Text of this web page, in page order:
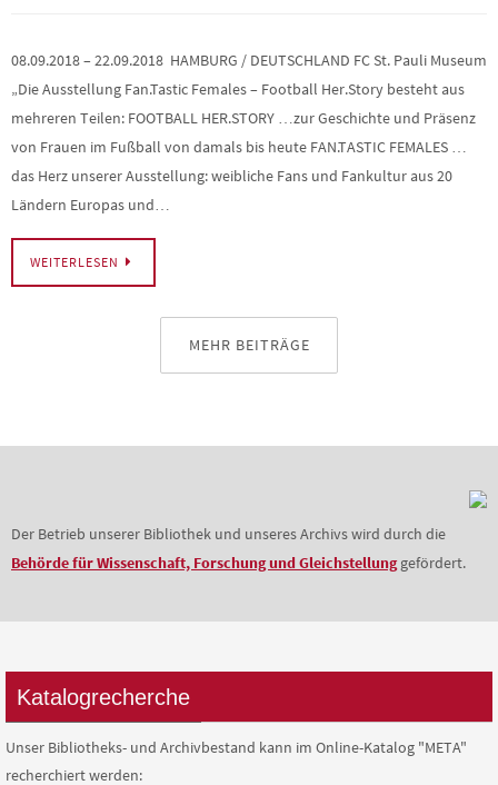
08.09.2018 – 22.09.2018 HAMBURG / DEUTSCHLAND FC St. Pauli Museum
„Die Ausstellung Fan.Tastic Females – Football Her.Story besteht aus
mehreren Teilen: FOOTBALL HER.STORY …zur Geschichte und Präsenz
von Frauen im Fußball von damals bis heute FAN.TASTIC FEMALES …
das Herz unserer Ausstellung: weibliche Fans und Fankultur aus 20
Ländern Europas und…
WEITERLESEN
MEHR BEITRÄGE
Der Betrieb unserer Bibliothek und unseres Archivs wird durch die
Behörde für Wissenschaft, Forschung und Gleichstellunggefördert.
Katalogrecherche
Unser Bibliotheks- und Archivbestand kann im Online-Katalog "META"
recherchiert werden: